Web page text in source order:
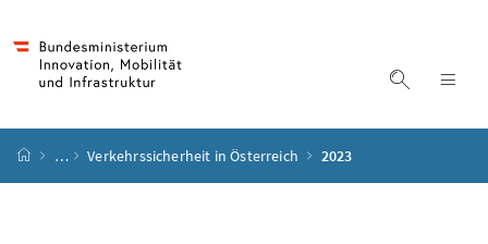
Suche
Startseite
… Verkehrssicherheit in Österreich 2023